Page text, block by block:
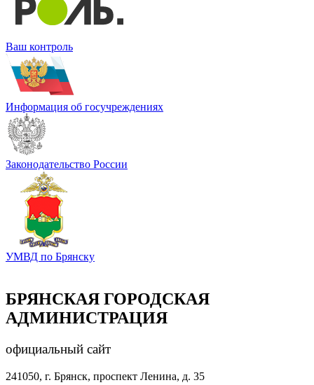
Ваш контроль
Информация об госучреждениях
Законодательство России
УМВД по Брянску
БРЯНСКАЯ ГОРОДСКАЯ
АДМИНИСТРАЦИЯ
официальный сайт
241050, г. Брянск, проспект Ленина, д. 35